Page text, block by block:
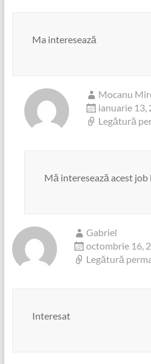
Ma interesează
Mocanu
ianuarie 13,
Legătură
Mă interesează acest job
Gabriel
octombrie 16,
Legătură
Interesat